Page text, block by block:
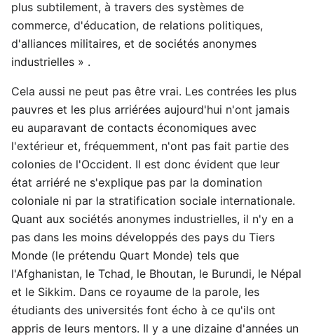
plus subtilement, à travers des systèmes de
commerce, d'éducation, de relations politiques,
d'alliances militaires, et de sociétés anonymes
industrielles » .
Cela aussi ne peut pas être vrai. Les contrées les plus
pauvres et les plus arriérées aujourd'hui n'ont jamais
eu auparavant de contacts économiques avec
l'extérieur et, fréquemment, n'ont pas fait partie des
colonies de l'Occident. Il est donc évident que leur
état arriéré ne s'explique pas par la domination
coloniale ni par la stratification sociale internationale.
Quant aux sociétés anonymes industrielles, il n'y en a
pas dans les moins développés des pays du Tiers
Monde (le prétendu Quart Monde) tels que
l'Afghanistan, le Tchad, le Bhoutan, le Burundi, le Népal
et le Sikkim. Dans ce royaume de la parole, les
étudiants des universités font écho à ce qu'ils ont
appris de leurs mentors. Il y a une dizaine d'années un